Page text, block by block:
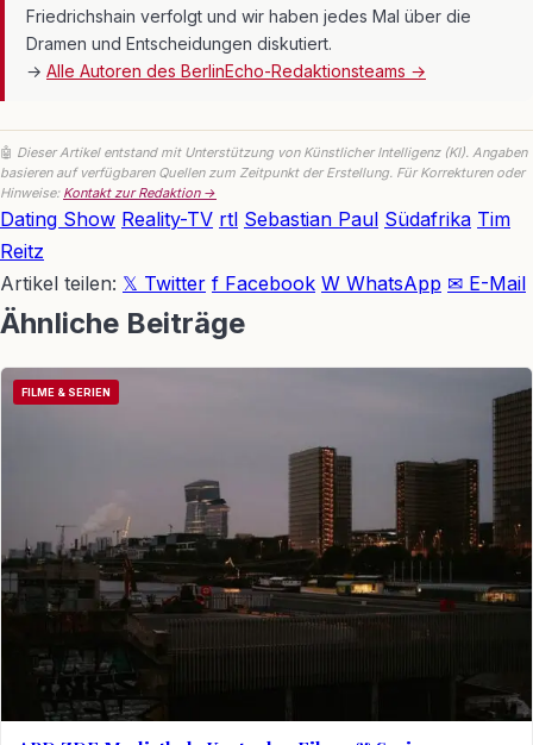
Friedrichshain verfolgt und wir haben jedes Mal über die
Dramen und Entscheidungen diskutiert.
→ Alle Autoren des BerlinEcho-Redaktionsteams →
🤖 Dieser Artikel entstand mit Unterstützung von Künstlicher Intelligenz (KI). Angaben
basieren auf verfügbaren Quellen zum Zeitpunkt der Erstellung. Für Korrekturen oder
Hinweise: Kontakt zur Redaktion →
Dating Show Reality-TV rtl Sebastian Paul Südafrika Tim
Reitz
Artikel teilen: 𝕏 Twitter f Facebook W WhatsApp ✉ E-Mail
Ähnliche Beiträge
FILME & SERIEN